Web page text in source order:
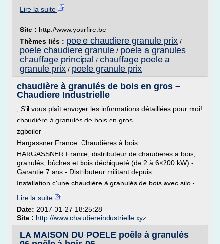
Lire la suite
Site : http://www.yourfire.be
Thèmes liés : poele chaudiere granule prix /
poele chaudiere granule / poele a granules
chauffage principal / chauffage poele a
granule prix / poele granule prix
chaudière à granulés de bois en gros –
Chaudiere Industrielle
, S'il vous plaît envoyer les informations détaillées pour moi!
chaudière à granulés de bois en gros
zgboiler
Hargassner France: Chaudières à bois
HARGASSNER France, distributeur de chaudières à bois,
granulés, bûches et bois déchiqueté (de 2 à 6×200 kW) -
Garantie 7 ans - Distributeur militant depuis ...
Installation d'une chaudière à granulés de bois avec silo -...
Lire la suite
Date: 2017-01-27 18:25:28
Site : http://www.chaudiereindustrielle.xyz
LA MAISON DU POELE poêle à granulés